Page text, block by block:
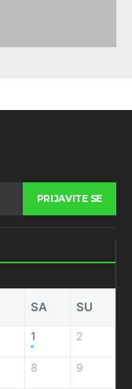
PRIJAVITE SE
SA SU
1 2
8 9